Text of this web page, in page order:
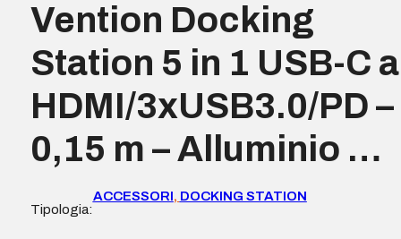
Vention Docking
Station 5 in 1 USB-C a
HDMI/3xUSB3.0/PD –
0,15 m – Alluminio …
Tipologia:
ACCESSORI, DOCKING STATION